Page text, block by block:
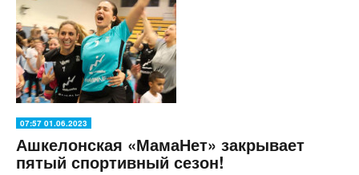
07:57 01.06.2023
Ашкелонская «МамаНет» закрывает
пятый спортивный сезон!